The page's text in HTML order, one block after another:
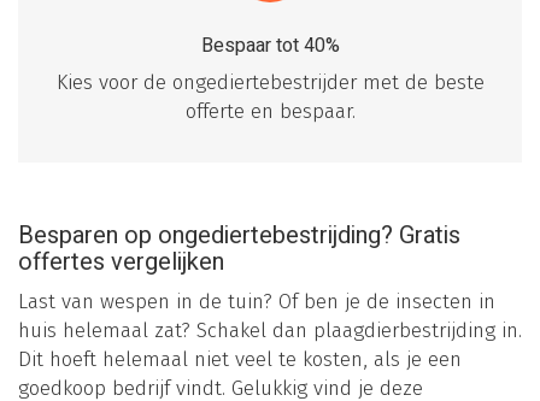
Bespaar tot 40%
Kies voor de ongediertebestrijder met de beste
offerte en bespaar.
Besparen op ongediertebestrijding? Gratis
offertes vergelijken
Last van wespen in de tuin? Of ben je de insecten in
huis helemaal zat? Schakel dan plaagdierbestrijding in.
Dit hoeft helemaal niet veel te kosten, als je een
goedkoop bedrijf vindt. Gelukkig vind je deze